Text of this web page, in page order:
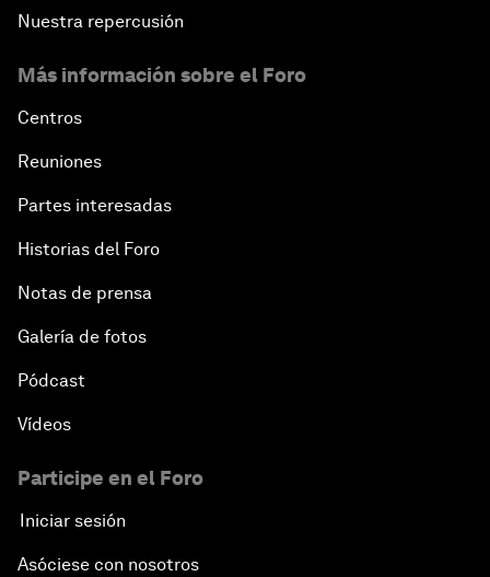
Nuestra repercusión
Más información sobre el Foro
Centros
Reuniones
Partes interesadas
Historias del Foro
Notas de prensa
Galería de fotos
Pódcast
Vídeos
Participe en el Foro
Iniciar sesión
Asóciese con nosotros